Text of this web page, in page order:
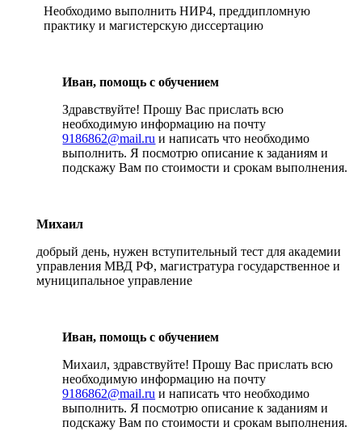
Необходимо выполнить НИР4, преддипломную
практику и магистерскую диссертацию
Иван, помощь с обучением
Здравствуйте! Прошу Вас прислать всю
необходимую информацию на почту
9186862@mail.ru и написать что необходимо
выполнить. Я посмотрю описание к заданиям и
подскажу Вам по стоимости и срокам выполнения.
Михаил
добрый день, нужен вступительный тест для академии
управления МВД РФ, магистратура государственное и
муниципальное управление
Иван, помощь с обучением
Михаил, здравствуйте! Прошу Вас прислать всю
необходимую информацию на почту
9186862@mail.ru и написать что необходимо
выполнить. Я посмотрю описание к заданиям и
подскажу Вам по стоимости и срокам выполнения.